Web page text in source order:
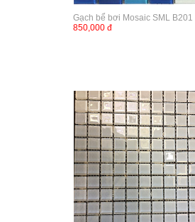
Gạch bể bơi Mosaic SML B201
850,000 đ